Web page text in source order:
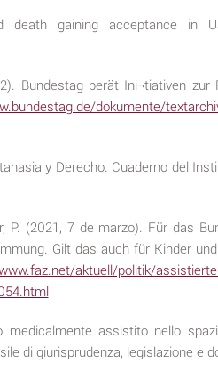
death gaining acceptance in
Bundestag berät Ini¬tiativen
dokumente/
y Derecho. Cuaderno del
P. (2021, 7 de marzo). Für das
Gilt das auch für Kinder
aktuell/politik/
medicalmente assistito nello
di giurisprudenza, legislazione e